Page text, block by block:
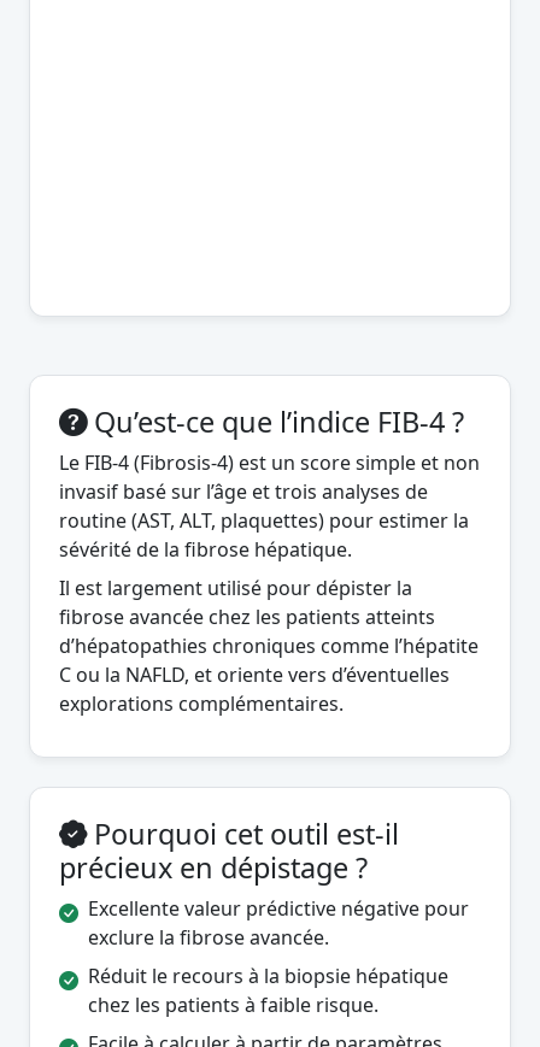
Qu’est-ce que l’indice FIB-4 ?
Le FIB-4 (Fibrosis-4) est un score simple et non
invasif basé sur l’âge et trois analyses de
routine (AST, ALT, plaquettes) pour estimer la
sévérité de la fibrose hépatique.
Il est largement utilisé pour dépister la
fibrose avancée chez les patients atteints
d’hépatopathies chroniques comme l’hépatite
C ou la NAFLD, et oriente vers d’éventuelles
explorations complémentaires.
Pourquoi cet outil est-il
précieux en dépistage ?
Excellente valeur prédictive négative pour
exclure la fibrose avancée.
Réduit le recours à la biopsie hépatique
chez les patients à faible risque.